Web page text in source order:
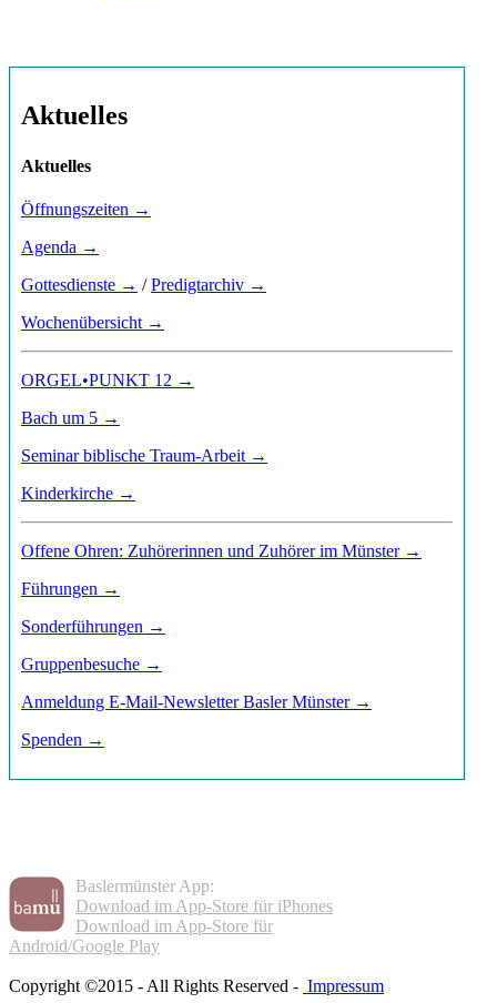
Aktuelles
Aktuelles
Öffnungszeiten →
Agenda →
Gottesdienste → /Predigtarchiv →
Wochenübersicht →
ORGEL•PUNKT 12 →
Bach um 5 →
Seminar biblische Traum-Arbeit →
Kinderkirche →
Offene Ohren: Zuhörerinnen und Zuhörer im Münster →
Führungen →
Sonderführungen →
Gruppenbesuche →
Anmeldung E-Mail-Newsletter Basler Münster →
Spenden →
Baslermünster App:
Download im App-Store für iPhones
Download im App-Store für
Android/Google Play
Copyright ©2015 - All Rights Reserved - Impressum